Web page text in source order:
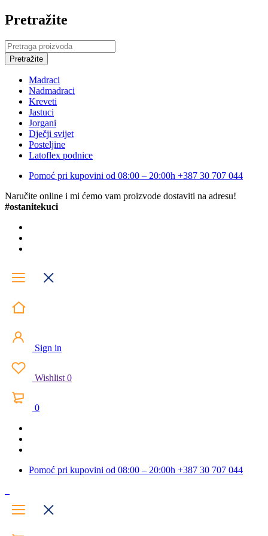
Pretražite
Madraci
Nadmadraci
Kreveti
Jastuci
Jorgani
Dječji svijet
Posteljine
Latoflex podnice
Pomoć pri kupovini od 08:00 – 20:00h +387 30 707 044
Naručite online i mi ćemo vam proizvode dostaviti na adresu!
#ostanitekuci
Sign in
Wishlist 0
0
Pomoć pri kupovini od 08:00 – 20:00h +387 30 707 044